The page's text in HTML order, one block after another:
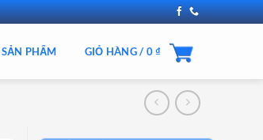
SẢN PHẨM GIỎ HÀNG / 0₫